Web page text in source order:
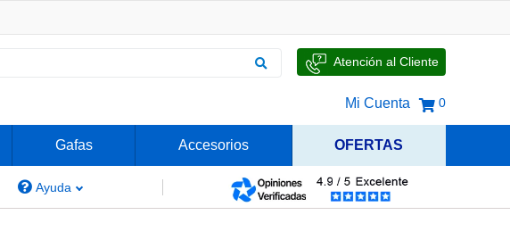
Atención al Cliente
Mi Cuenta 0
Gafas Accesorios OFERTAS
Ayuda